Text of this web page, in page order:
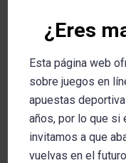
¿Eres
Esta página web
sobre juegos en
apuestas
años, por lo que si
invitamos a que
vuelvas en el
su comportamiento
Aunque la fusión de
alcance de
puerta a
creces.